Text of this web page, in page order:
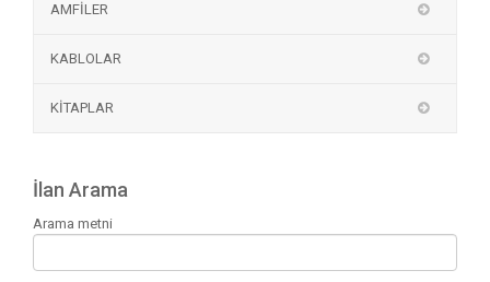
AMFİLER
KABLOLAR
KİTAPLAR
İlan Arama
Arama metni